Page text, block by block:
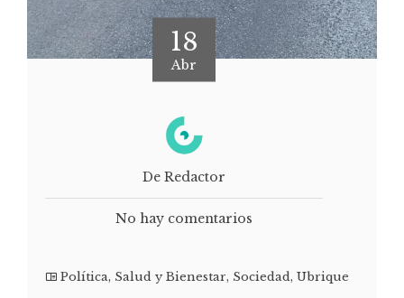
18
Abr
De Redactor
No hay comentarios
Política, Salud y Bienestar, Sociedad, Ubrique